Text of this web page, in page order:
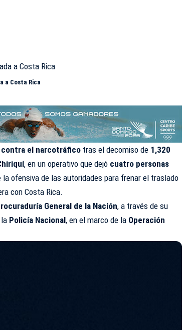
a Costa Rica
contra el narcotráfico tras el decomiso de 1,320
, en un operativo que dejó cuatro personas
la ofensiva de las autoridades para frenar el traslado
con Costa Rica.
General de la Nación, a través de su
Policía Nacional, en el marco de la Operación